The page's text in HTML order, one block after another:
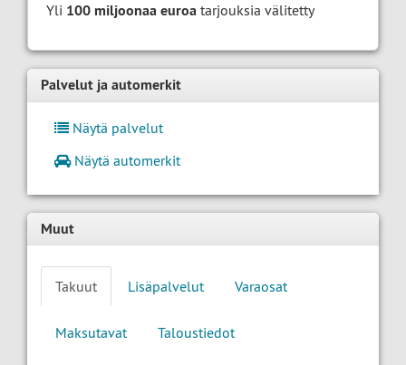
Yli 100 miljoonaa euroa tarjouksia välitetty
Palvelut ja automerkit
Näytä palvelut
Näytä automerkit
Muut
Takuut Lisäpalvelut Varaosat
Maksutavat Taloustiedot